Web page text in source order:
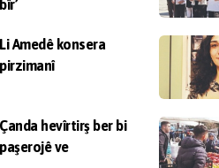
bîr’
Li Amedê konsera
pirzimanî
Çanda hevîrtirş ber bi
paşerojê ve